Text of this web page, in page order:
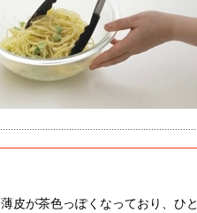
皮が茶色っぽくなっており、ひと